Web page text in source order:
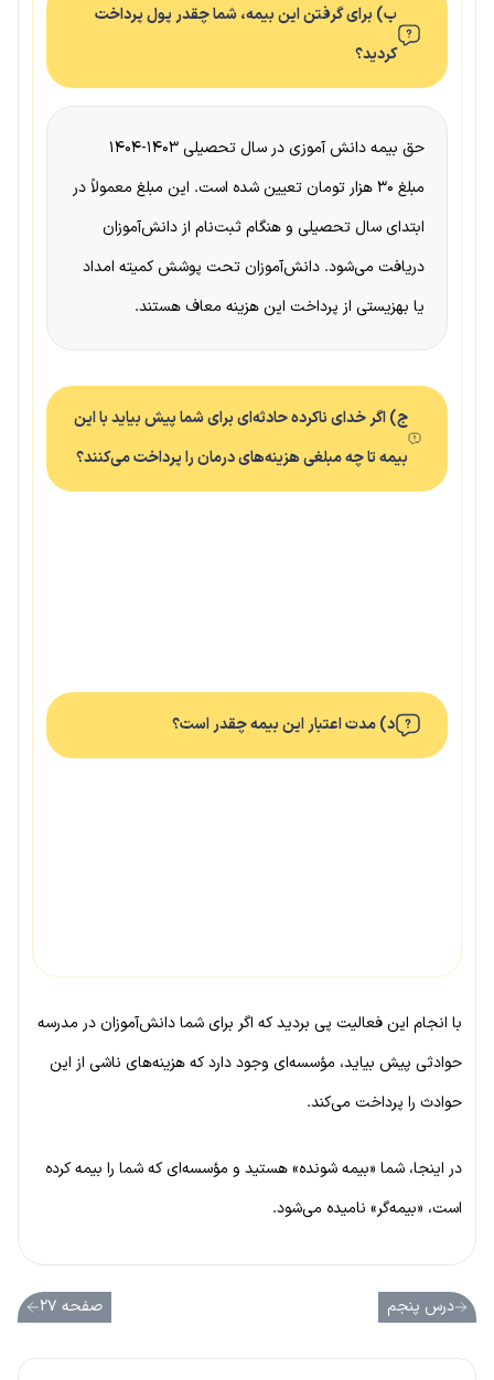
ب) برای گرفتن این بیمه، شما چقدر پول پرداخت
کردید؟
حق بیمه دانش آموزی در سال تحصیلی ۱۴۰۳-۱۴۰۴
مبلغ ۳۰ هزار تومان تعیین شده است. این مبلغ معمولاً در
ابتدای سال تحصیلی و هنگام ثبت‌نام از دانش‌آموزان
دریافت می‌شود. دانش‌آموزان تحت پوشش کمیته امداد
یا بهزیستی از پرداخت این هزینه معاف هستند.
ج) اگر خدای ناکرده حادثه‌ای برای شما پیش بیاید با این
بیمه تا چه مبلغی هزینه‌های درمان را پرداخت می‌کنند؟
د) مدت اعتبار این بیمه چقدر است؟
با انجام این فعالیت پی بردید که اگر برای شما دانش‌آموزان در مدرسه
حوادثی پیش بیاید، مؤسسه‌ای وجود دارد که هزینه‌های ناشی از این
حوادث را پرداخت می‌کند.
در اینجا، شما «بیمه شونده» هستید و مؤسسه‌ای که شما را بیمه کرده
است، «بیمه‌گر» نامیده می‌شود.
درس پنجم صفحه ۲۷